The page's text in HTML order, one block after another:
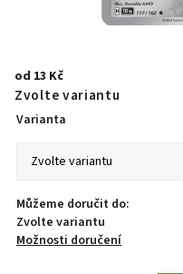
od 13 Kč
Zvolte variantu
Varianta
Můžeme doručit do:
Zvolte variantu
Možnosti doručení